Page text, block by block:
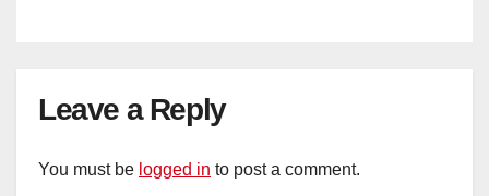
Leave a Reply
You must be logged in to post a comment.